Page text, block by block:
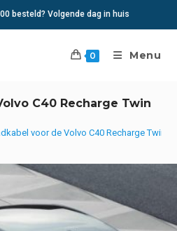
besteld? Volgende dag in huis
0 Menu
C40 Recharge Twin
voor de Volvo C40 Recharge Twin